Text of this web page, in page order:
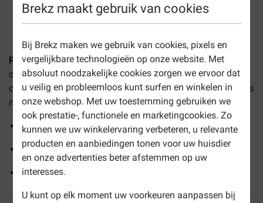
Brekz maakt gebruik van cookies
Bij Brekz maken we gebruik van cookies, pixels en
vergelijkbare technologieën op onze website. Met
absoluut noodzakelijke cookies zorgen we ervoor dat
u veilig en probleemloos kunt surfen en winkelen in
onze webshop. Met uw toestemming gebruiken we
ook prestatie-, functionele en marketingcookies. Zo
kunnen we uw winkelervaring verbeteren, u relevante
producten en aanbiedingen tonen voor uw huisdier
en onze advertenties beter afstemmen op uw
interesses.
U kunt op elk moment uw voorkeuren aanpassen bij
1-3 werkdagen levertijd, tenzij anders aangegeven
Royal Canin Veterinary Hepatic kattenvoeris een volledig
dierenartsvoer voor leveraandoeningen bij katten. Het
ondersteunt de leverfunctie en helpt mogelijke complicaties
minimaliseren.
Aangepaste hoeveelheid hoogwaardige eiwitten
Laag gehalte aan koper
Hoog energiegehalte